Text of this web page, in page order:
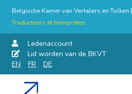
Belgische Kamer van Vertalers en Tolken |
Traducteurs et Interprètes
Ledenaccount
Lid worden van de BKVT
EN
FR DE